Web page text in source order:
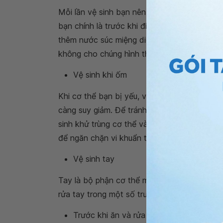
Mỗi lần vệ sinh bạn nên đảm bảo chải
bạn chính là trước khi đi ngủ và sau khi
thêm nước súc miệng diệt khuẩn và chỉ tơ
không cho chúng hình thành cao răng.
Vệ sinh khi ốm
Khi cơ thể bạn bị yếu, vi khuẩn sẽ tăng
càng suy giảm. Để tránh vi khuẩn gây
sinh khử trùng cơ thể và những vật dụng
để ngăn chặn vi khuẩn từ không khí truyền
Vệ sinh tay
Tay là bộ phận cơ thể mang đến nhiều vi
rửa tay trong một số trường hợp sau:
Trước khi ăn và rửa kỹ với món ăn